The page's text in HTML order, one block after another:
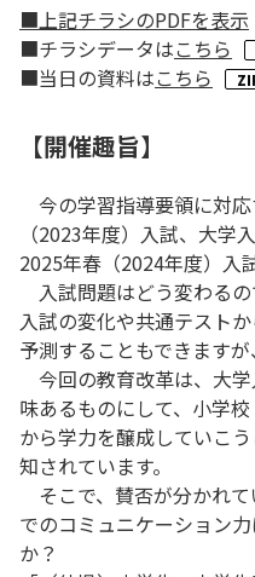
■上記チラシのPDFを表示
■チラシデータはこちら
■当日の資料はこちら
【開催趣旨】
今の学習指導要領に対
（2023年度）入試、大学入
2025年春（2024年度）入試
入試問題はどう変わる
入試の変化や共通テストか
予測することもできますが
今回の教育改革は、大
味あるものにして、小学
から学力を醸成していこ
知されています。
そこで、賛否が分かれ
でのコミュニケーション
か？